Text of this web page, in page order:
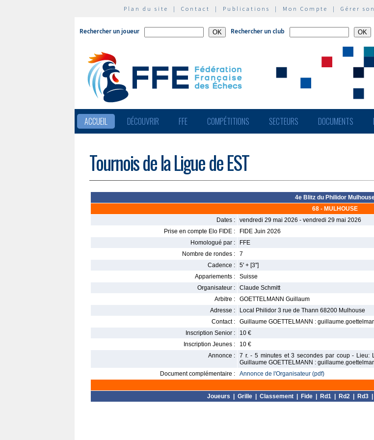
Plan du site | Contact | Publications | Mon Compte | Gérer
Rechercher un joueur Rechercher un club
ACCUEIL DÉCOUVRIR FFE COMPÉTITIONS SECTEURS DOCUMENTS
Tournois de la Ligue de EST
4e Blitz du Philidor
68 - MULHOUSE
Dates :
vendredi 29 mai 2026 - vendredi 29 mai 2026
Prise en compte Elo FIDE :
FIDE Juin 2026
Homologué par :
FFE
Nombre de rondes :
7
Cadence :
5' + [3'']
Appariements :
Suisse
Organisateur :
Claude Schmitt
Arbitre :
GOETTELMANN Guillaum
Adresse :
Local Philidor 3 rue de Thann 68200 Mulhouse
Contact :
Guillaume GOETTELMANN :
Inscription Senior :
10 €
Inscription Jeunes :
10 €
Annonce :
7 r. - 5 minutes et 3 secondes par coup - Lieu:
Guillaume GOETTELMANN :
Document complémentaire :
Annonce de l'Organisateur (pdf)
Joueurs Grille Classement Fide Rd1 Rd2 Rd3